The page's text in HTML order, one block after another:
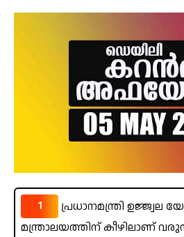
1
പ്രധാനമന്ത്രി
മന്ത്രാലയത്തിന് കീഴിലാണ്